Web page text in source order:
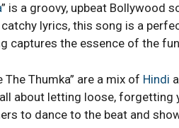
” is a groovy, upbeat Bollywood
lyrics, this song is a
captures the essence of the
Thumka” are a mix of Hindi
about letting loose,
to dance to the beat and